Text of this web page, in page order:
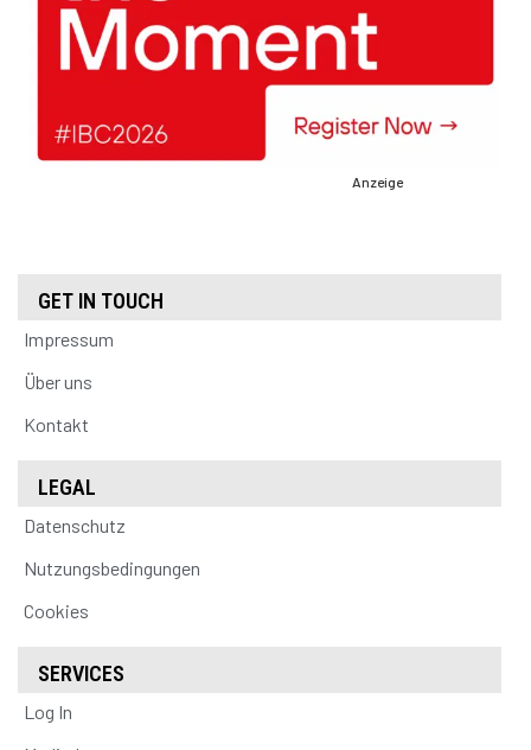
Anzeige
GET IN TOUCH
Impressum
Über uns
Kontakt
LEGAL
Datenschutz
Nutzungsbedingungen
Cookies
SERVICES
Log In